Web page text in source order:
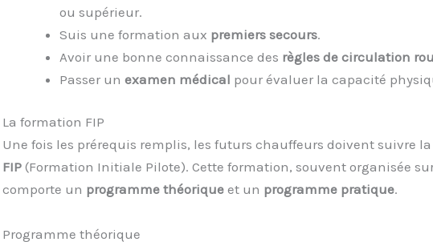
ou supérieur.
Suis une formation aux premiers secours.
Avoir une bonne connaissance des règles de circulation
Passer un examen médical pour évaluer la capacité
La formation FIP
Une fois les prérequis remplis, les futurs chauffeurs doivent suivre la
FIP(Formation Initiale Pilote). Cette formation, souvent organisée
comporte un programme théoriqueet un programme pratique.
Programme théorique